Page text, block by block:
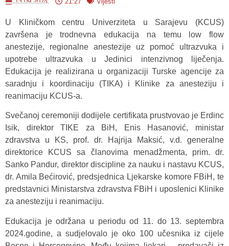
U Kliničkom centru Univerziteta u Sarajevu (KCUS)
završena je trodnevna edukacija na temu low flow
anestezije, regionalne anestezije uz pomoć ultrazvuka i
upotrebe ultrazvuka u Jedinici intenzivnog liječenja.
Edukacija je realizirana u organizaciji Turske agencije za
saradnju i koordinaciju (TIKA) i Klinike za anesteziju i
reanimaciju KCUS-a.
Svečanoj ceremoniji dodijele certifikata prustvovao je Erdinc
Isik, direktor TIKE za BiH, Enis Hasanović, ministar
zdravstva u KS, prof. dr. Hajrija Maksić, v.d. generalne
direktorice KCUS sa članovima menadžmenta, prim. dr.
Sanko Pandur, direktor discipline za nauku i nastavu KCUS,
dr. Amila Bećirović, predsjednica Ljekarske komore FBiH, te
predstavnici Ministarstva zdravstva FBiH i uposlenici Klinike
za anesteziju i reanimaciju.
Edukacija je održana u periodu od 11. do 13. septembra
2024.godine, a sudjelovalo je oko 100 učesnika iz cijele